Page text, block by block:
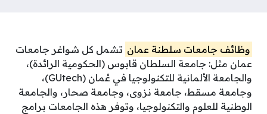
وظائف جامعات سلطنة عمان تشمل كل شواغر جامعات
عمان مثل: جامعة السلطان قابوس (الحكومية الرائدة)،
والجامعة الألمانية للتكنولوجيا في عُمان (GUtech)،
وجامعة مسقط، جامعة نزوى، وجامعة صحار، والجامعة
الوطنية للعلوم والتكنولوجيا، وتوفر هذه الجامعات برامج